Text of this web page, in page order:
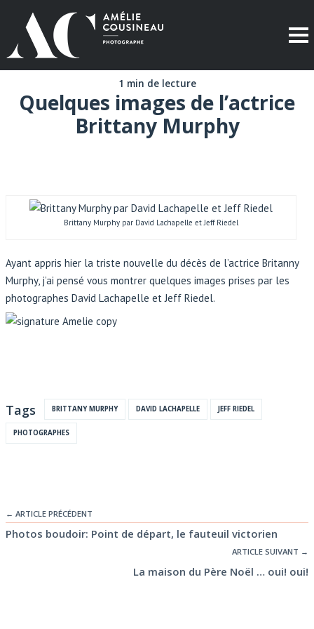
1 min de lecture
Quelques images de l’actrice
Brittany Murphy
Brittany Murphy par David Lachapelle et Jeff Riedel
Ayant appris hier la triste nouvelle du décès de l’actrice Britanny
Murphy, j’ai pensé vous montrer quelques images prises par les
photographes David Lachapelle et Jeff Riedel.
Tags BRITTANY MURPHY DAVID LACHAPELLE JEFF RIEDEL
PHOTOGRAPHES
← ARTICLE PRÉCÉDENT
Photos boudoir: Point de départ, le fauteuil victorien
ARTICLE SUIVANT →
La maison du Père Noël … oui! oui!